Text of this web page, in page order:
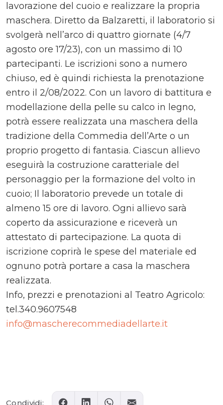
lavorazione del cuoio e realizzare la propria
maschera. Diretto da Balzaretti, il laboratorio si
svolgerà nell’arco di quattro giornate (4/7
agosto ore 17/23), con un massimo di 10
partecipanti. Le iscrizioni sono a numero
chiuso, ed è quindi richiesta la prenotazione
entro il 2/08/2022. Con un lavoro di battitura e
modellazione della pelle su calco in legno,
potrà essere realizzata una maschera della
tradizione della Commedia dell’Arte o un
proprio progetto di fantasia. Ciascun allievo
eseguirà la costruzione caratteriale del
personaggio per la formazione del volto in
cuoio; Il laboratorio prevede un totale di
almeno 15 ore di lavoro. Ogni allievo sarà
coperto da assicurazione e riceverà un
attestato di partecipazione. La quota di
iscrizione coprirà le spese del materiale ed
ognuno potrà portare a casa la maschera
realizzata.
Info, prezzi e prenotazioni al Teatro Agricolo:
tel.340.9607548
info@mascherecommediadellarte.it
Condividi: